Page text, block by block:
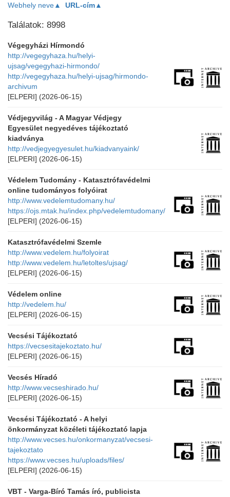
Webhely neve▲ URL-cím▲
Találatok: 8998
Végegyházi Hírmondó
http://vegegyhaza.hu/helyi-
ujsag/vegegyhazi-hirmondo/
http://vegegyhaza.hu/helyi-ujsag/hirmondo-
archivum
[ELPERI] (2026-06-15)
Védjegyvilág - A Magyar Védjegy
Egyesület negyedéves tájékoztató
kiadványa
http://vedjegyegyesulet.hu/kiadvanyaink/
[ELPERI] (2026-06-15)
Védelem Tudomány - Katasztrófavédelmi
online tudományos folyóirat
http://www.vedelemtudomany.hu/
https://ojs.mtak.hu/index.php/vedelemtudomany/
[ELPERI] (2026-06-15)
Katasztrófavédelmi Szemle
http://www.vedelem.hu/folyoirat
http://www.vedelem.hu/letoltes/ujsag/
[ELPERI] (2026-06-15)
Védelem online
http://vedelem.hu/
[ELPERI] (2026-06-15)
Vecsési Tájékoztató
https://vecsesitajekoztato.hu/
[ELPERI] (2026-06-15)
Vecsés Híradó
http://www.vecseshirado.hu/
[ELPERI] (2026-06-15)
Vecsési Tájékoztató - A helyi
önkormányzat közéleti tájékoztató lapja
http://www.vecses.hu/onkormanyzat/vecsesi-
tajekoztato
https://www.vecses.hu/uploads/files/
[ELPERI] (2026-06-15)
VBT - Varga-Bíró Tamás író, publicista